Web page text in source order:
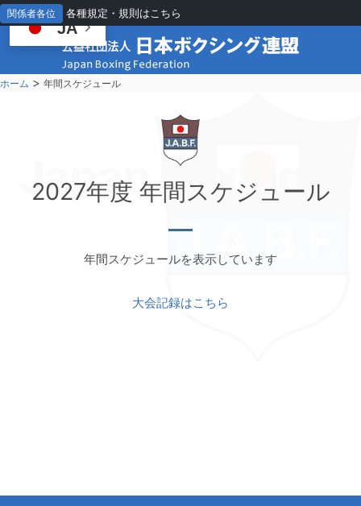
関係者各位 各種規定・規則はこちら
ホーム > 年間スケジュール
Japan Boxing
2027年度 年間スケジュール
年間スケジュールを表示しています
大会記録はこちら
JA